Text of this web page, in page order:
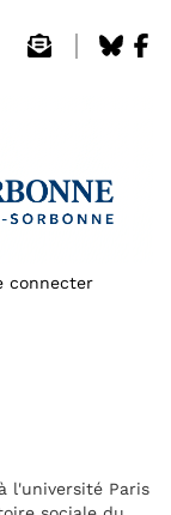
connecter
l'université Paris